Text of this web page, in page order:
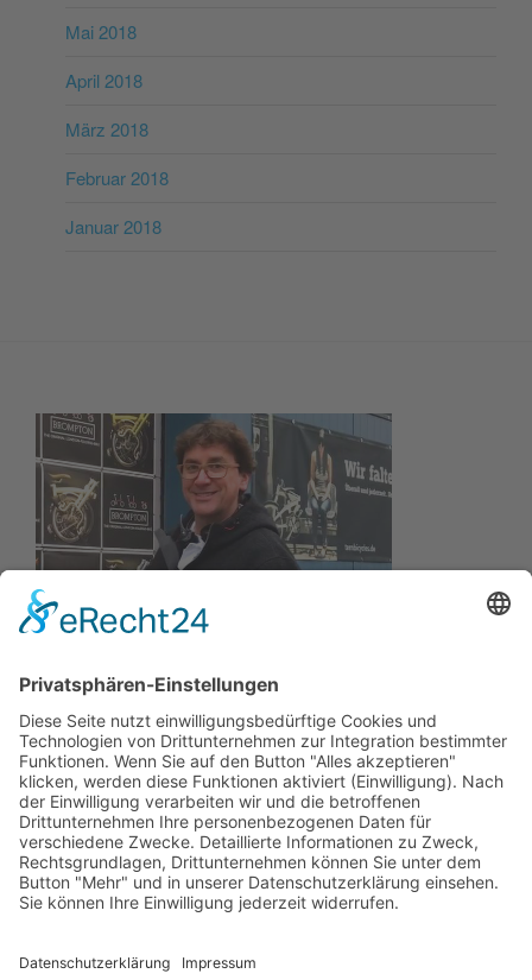
Mai 2018
April 2018
März 2018
Februar 2018
Januar 2018
Wir wollen Ihr persönlicher Online Marine Spezialist sein,
der sich auf die Fahne geschrieben hat, der zuverlässigste
und preiswerteste Anbieter zu sein.
Wir sind ständig im Wachstum und wissen Ihr Vertrauen zu
schätzen.
Kay-Lucas Kaniewski